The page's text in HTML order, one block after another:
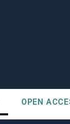
OPEN